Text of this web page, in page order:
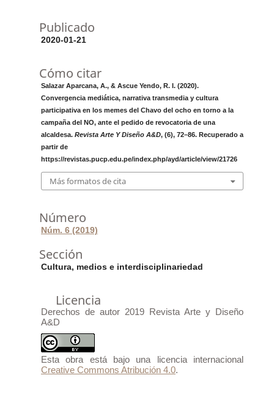
Publicado
2020-01-21
Cómo citar
Salazar Aparcana, A., & Ascue Yendo, R. I. (2020).
Convergencia mediática, narrativa transmedia y cultura
participativa en los memes del Chavo del ocho en torno a la
campaña del NO, ante el pedido de revocatoria de una
alcaldesa. Revista Arte Y Diseño A&D, (6), 72–86. Recuperado a
partir de
https://revistas.pucp.edu.pe/index.php/ayd/article/view/21726
Más formatos de cita
Número
Núm. 6 (2019)
Sección
Cultura, medios e interdisciplinariedad
Licencia
Derechos de autor 2019 Revista Arte y Diseño
A&D
Esta obra está bajo una licencia internacional
Creative Commons Atribución 4.0.